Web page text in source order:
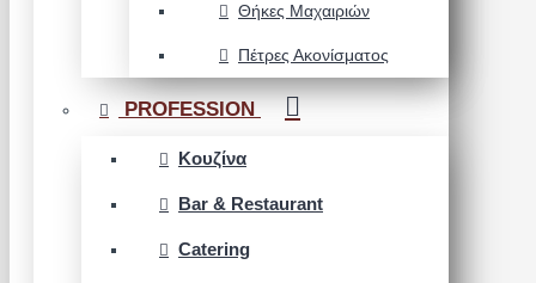
Θήκες Μαχαιριών
Πέτρες Ακονίσματος
PROFESSION
Κουζίνα
Bar & Restaurant
Catering